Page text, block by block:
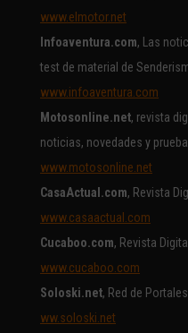
www.elmotor.net
Infoaventura.com, Las
test de material de
www.infoaventura.com
Motosonline.net, revista
noticias, novedades y
www.motosonline.net
CasaActual.com, Revista
www.casaactual.com
Cucaboo.com, Revista
www.cucaboo.com
Soloski.net, Red de
ww.soloski.net